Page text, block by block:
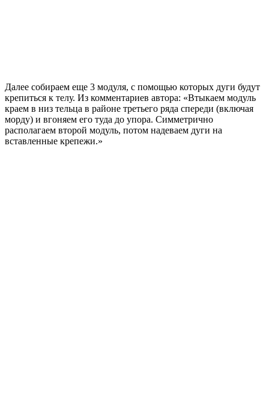
Далее собираем еще 3 модуля, с помощью которых дуги будут
крепиться к телу. Из комментариев автора: «Втыкаем модуль
краем в низ тельца в районе третьего ряда спереди (включая
морду) и вгоняем его туда до упора. Симметрично
располагаем второй модуль, потом надеваем дуги на
вставленные крепежи.»